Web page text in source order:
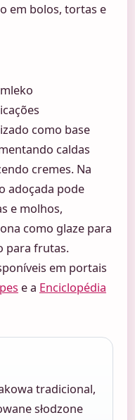
em bolos, tortas e
como base
caldas
cremes. Na
adoçada pode
e molhos,
como glaze para
para frutas.
em portais
e a Enciclopédia
tradicional,
słodzone